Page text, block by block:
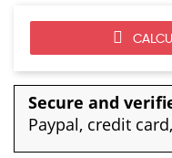
Secure and
Paypal, credit